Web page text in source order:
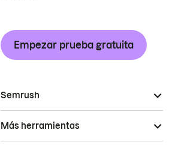
Empezar prueba gratuita
Semrush
Más herramientas